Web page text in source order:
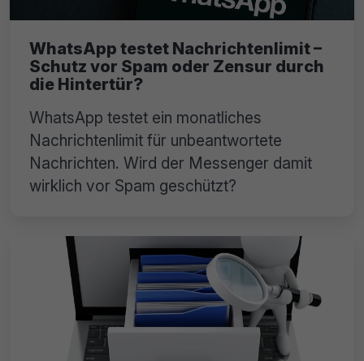
WhatsApp testet Nachrichtenlimit –
Schutz vor Spam oder Zensur durch
die Hintertür?
WhatsApp testet ein monatliches
Nachrichtenlimit für unbeantwortete
Nachrichten. Wird der Messenger damit
wirklich vor Spam geschützt?